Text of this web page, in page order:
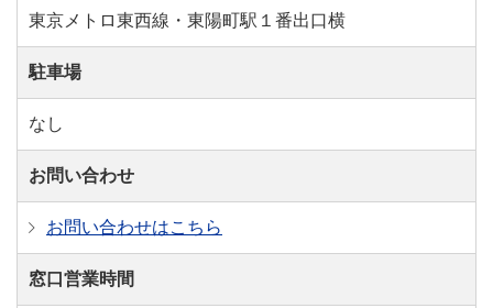
東京メトロ東西線・東陽町駅１番出口横
駐車場
なし
お問い合わせ
お問い合わせはこちら
窓口営業時間